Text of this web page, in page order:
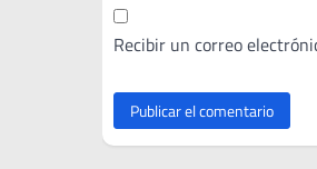
Recibir un correo